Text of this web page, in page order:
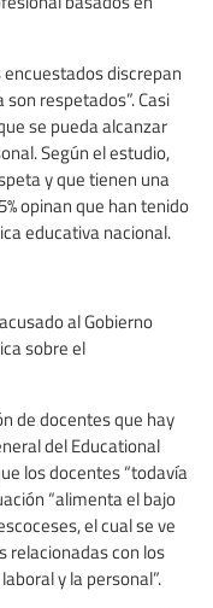
encuestados discrepan
respetados”. Casi
se pueda alcanzar
Según el estudio,
y que tienen una
opinan que han tenido
educativa nacional.
al Gobierno
sobre el
de docentes que hay
del Educational
los docentes “todavía
“alimenta el bajo
el cual se ve
relacionadas con los
y la personal”.